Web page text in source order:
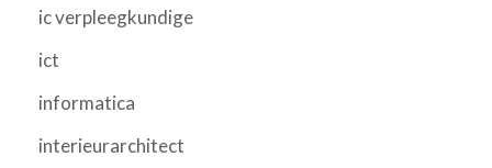
ic verpleegkundige
ict
informatica
interieurarchitect